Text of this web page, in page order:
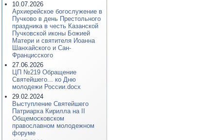
10.07.2026
Архиерейское богослужение в
Пучково в день Престольного
праздника в честь Казанской
Пучковской иконы Божией
Матери и святителя Иоанна
Шанхайского и Сан-
Францисского
27.06.2026
ЦП №219 Обращение
Святейшего... ко Дню
молодежи России.docx
29.02.2024
Выступление Святейшего
Патриарха Кирилла на II
Общемосковском
православном молодежном
форуме